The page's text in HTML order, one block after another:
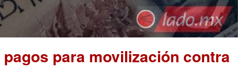
para movilización contra